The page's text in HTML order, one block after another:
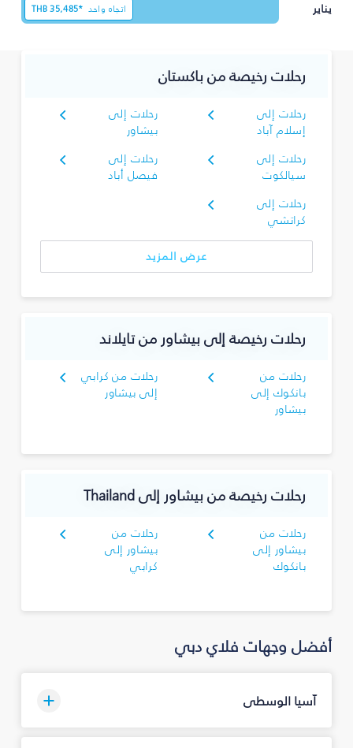
يناير اتجاه واحد THB35,485*
رحلات رخيصة من باكستان
رحلات إلى
إسلام آباد
رحلات إلى
بيشاور
رحلات إلى
سيالكوت
رحلات إلى
فيصل أباد
رحلات إلى
كراتشي
عرض المزيد
رحلات رخيصة إلى بيشاور من تايلاند
رحلات من
بانكوك إلى
بيشاور
رحلات من كرابي
إلى بيشاور
رحلات رخيصة من بيشاور إلى Thailand
رحلات من
بيشاور إلى
بانكوك
رحلات من
بيشاور إلى
كرابي
أفضل وجهات فلاي دبي
آسيا الوسطى